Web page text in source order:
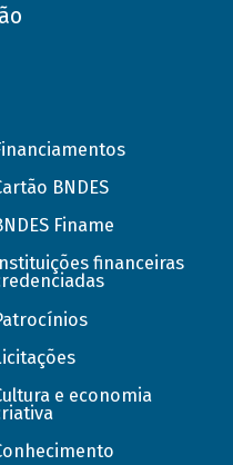
BNDES
Finame
Instituições financeiras
e economia